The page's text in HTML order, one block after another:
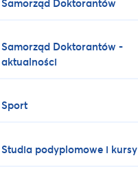
Samorząd Doktorantów -
aktualności
Sport
Studia podyplomowe i kursy